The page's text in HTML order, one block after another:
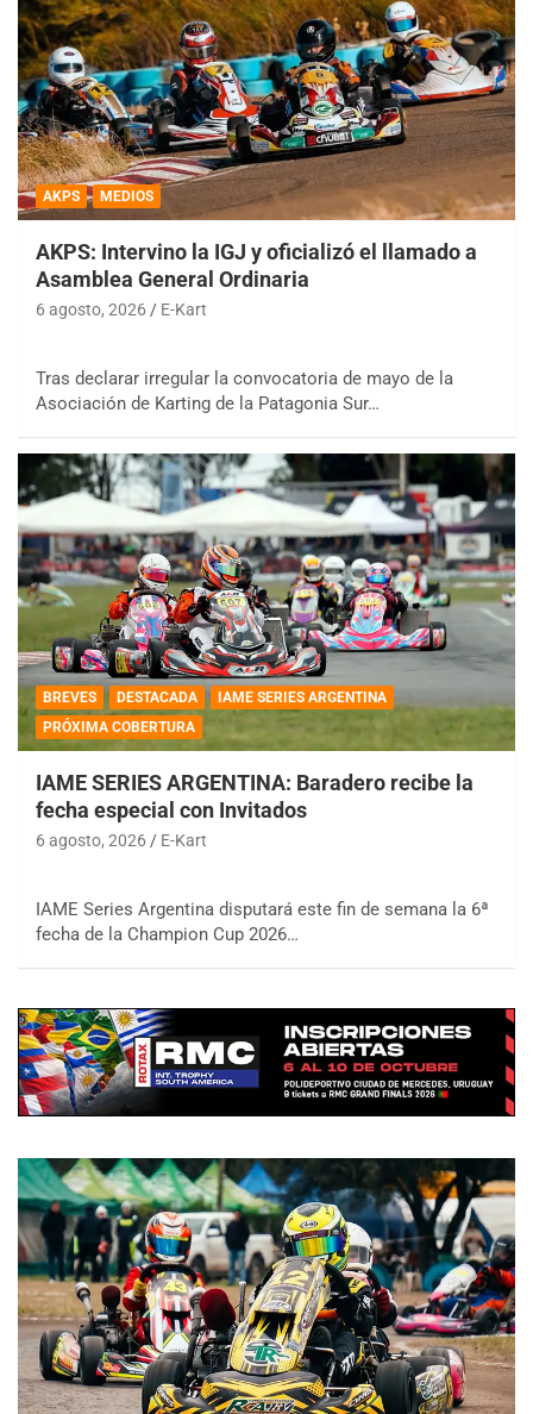
AKPS MEDIOS
AKPS: Intervino la IGJ y oficializó el llamado a
Asamblea General Ordinaria
6 agosto, 2026 E-Kart
Tras declarar irregular la convocatoria de mayo de la
Asociación de Karting de la Patagonia Sur…
BREVES DESTACADA
IAME SERIES ARGENTINA
PRÓXIMA COBERTURA
IAME SERIES ARGENTINA: Baradero recibe la
fecha especial con Invitados
6 agosto, 2026 E-Kart
IAME Series Argentina disputará este fin de semana la 6ª
fecha de la Champion Cup 2026…